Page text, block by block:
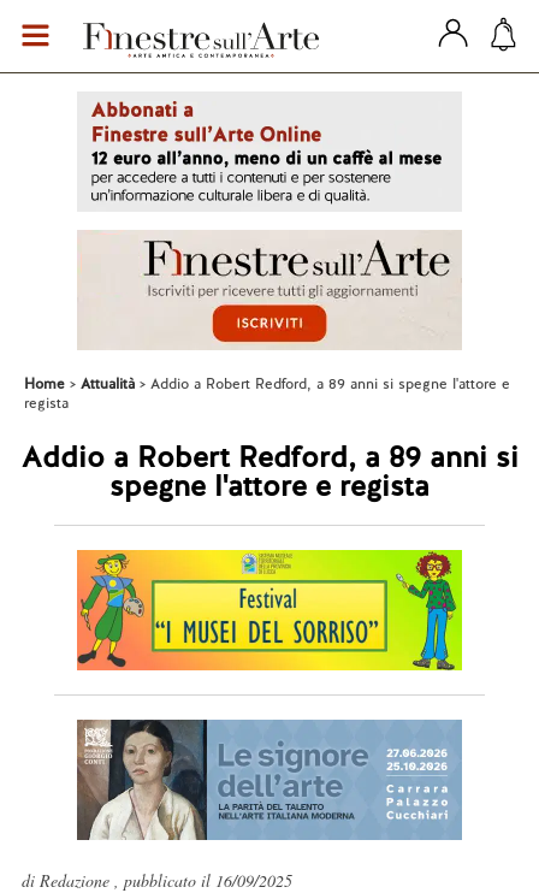
Home Attualità
Addio a Robert Redford, a 89 anni si spegne l'attore e
regista
Addio a Robert Redford, a 89 anni si
spegne l'attore e regista
di Redazione , pubblicato il 16/09/2025